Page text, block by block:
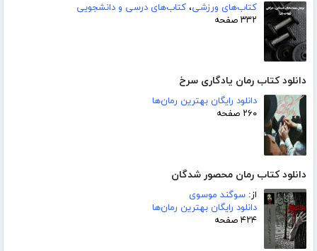
کتاب‌های ورزشی، کتاب‌های درسی و دانشجویی
۳۳۲ صفحه
دانلود کتاب رمان یادگاری سرخ
دانلود رایگان بهترین رمان‌ها
۲۶۰ صفحه
دانلود کتاب رمان محصور شدگان
از: سوگند موسوی
دانلود رایگان بهترین رمان‌ها
۴۲۴ صفحه